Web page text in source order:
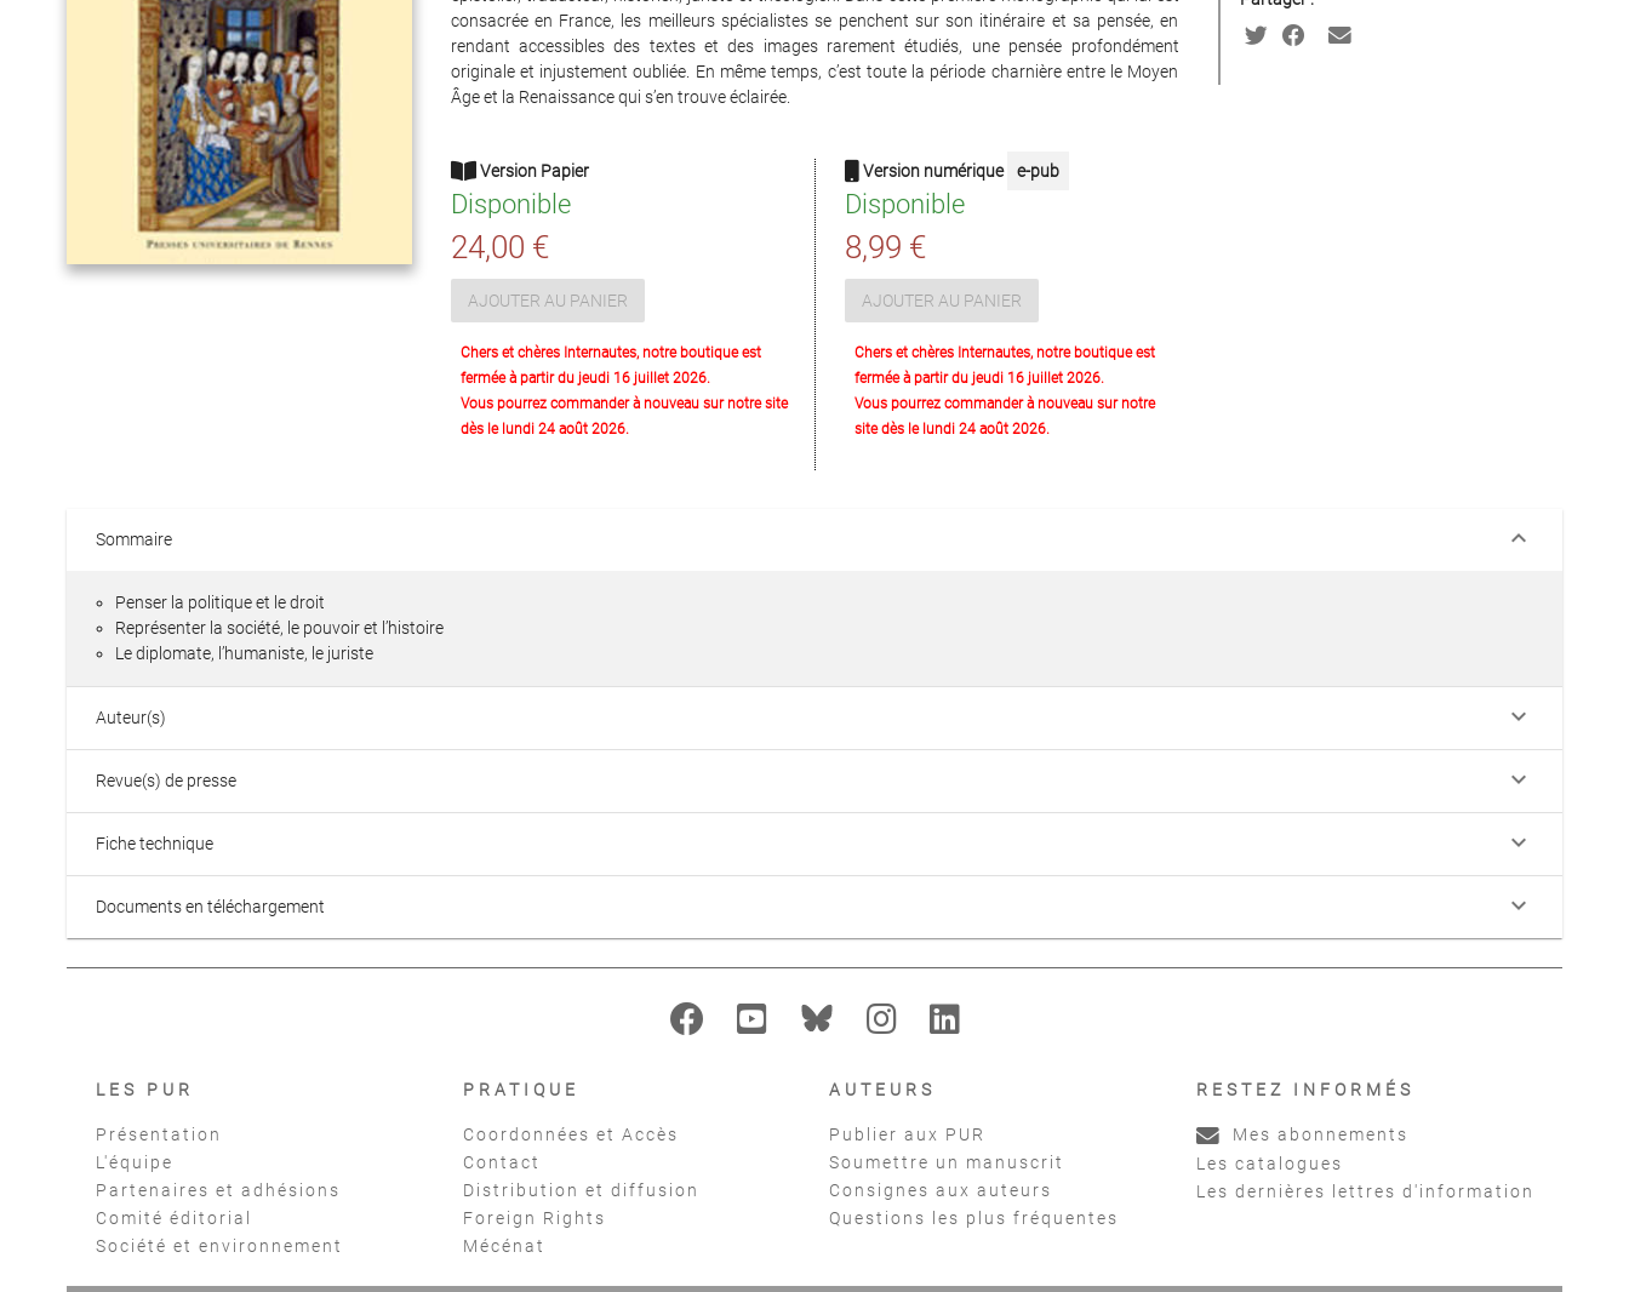
consacrée en France, les meilleurs spécialistes se penchent sur son itinéraire et sa pensée, en
rendant accessibles des textes et des images rarement étudiés, une pensée profondément
originale et injustement oubliée. En même temps, c’est toute la période charnière entre le Moyen
Âge et la Renaissance qui s’en trouve éclairée.
Version Papier
Disponible
24,00 €
AJOUTER AU PANIER
Chers et chères Internautes, notre boutique est
fermée à partir du jeudi 16 juillet 2026.
Vous pourrez commander à nouveau sur notre site
dès le lundi 24 août 2026.
Version numérique e-pub
Disponible
8,99 €
AJOUTER AU PANIER
Chers et chères Internautes, notre boutique est
fermée à partir du jeudi 16 juillet 2026.
Vous pourrez commander à nouveau sur notre
site dès le lundi 24 août 2026.
Sommaire keyboard_arrow_down
Penser la politique et le droit
Représenter la société, le pouvoir et l’histoire
Le diplomate, l’humaniste, le juriste
Auteur(s) keyboard_arrow_down
Revue(s) de presse keyboard_arrow_down
Fiche technique keyboard_arrow_down
Documents en téléchargement keyboard_arrow_down
LES PUR
Présentation
L'équipe
Partenaires et adhésions
Comité éditorial
Société et environnement
PRATIQUE
Coordonnées et Accès
Contact
Distribution et diffusion
Foreign Rights
Mécénat
AUTEURS
Publier aux PUR
Soumettre un manuscrit
Consignes aux auteurs
Questions les plus fréquentes
RESTEZ INFORMÉS
Mes abonnements
Les catalogues
Les dernières lettres d'information